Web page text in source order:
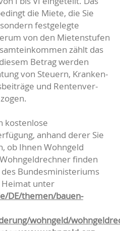
die Miete, die Sie
festgelegte
von den Mietenstufen
zählt das
Betrag werden
von Steuern, Kranken-
und Rentenver-
kostenlose
anhand derer Sie
ob Ihnen Wohngeld
finden
Bundesministeriums
Heimat unter
DE/themen/bauen-
wohngeld/